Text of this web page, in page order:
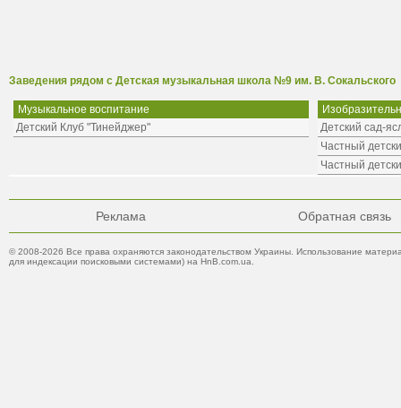
Заведения рядом с Детская музыкальная школа №9 им. В. Сокальского
Музыкальное воспитание
Детский Клуб "Тинейджер"
Детский сад-
Частный
Частный
Реклама Обратная связь
© 2008-2026 Все права охраняются законодательством Украины. Использование
для индексации поисковыми системами) на HnB.com.ua.